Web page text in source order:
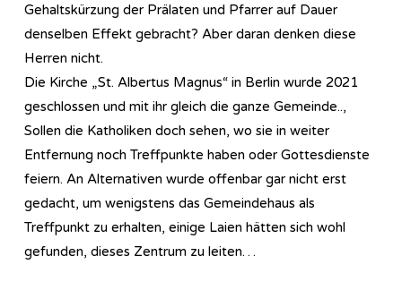
Gehaltskürzung der Prälaten und Pfarrer auf Dauer
denselben Effekt gebracht? Aber daran denken diese
Herren nicht.
Die Kirche „St. Albertus Magnus“ in Berlin wurde 2021
geschlossen und mit ihr gleich die ganze Gemeinde..,
Sollen die Katholiken doch sehen, wo sie in weiter
Entfernung noch Treffpunkte haben oder Gottesdienste
feiern. An Alternativen wurde offenbar gar nicht erst
gedacht, um wenigstens das Gemeindehaus als
Treffpunkt zu erhalten, einige Laien hätten sich wohl
gefunden, dieses Zentrum zu leiten…